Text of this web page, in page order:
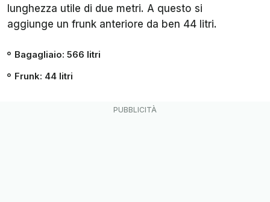
lunghezza utile di due metri. A questo si
aggiunge un frunk anteriore da ben 44 litri.
Bagagliaio: 566 litri
Frunk: 44 litri